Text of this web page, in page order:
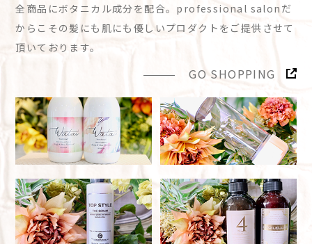
全商品にボタニカル成分を配合。professional salonだ
からこその髪にも肌にも優しいプロダクトをご提供させて
頂いております。
GO SHOPPING